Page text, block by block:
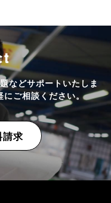
などサポートいたしま
にご相談ください。
請求